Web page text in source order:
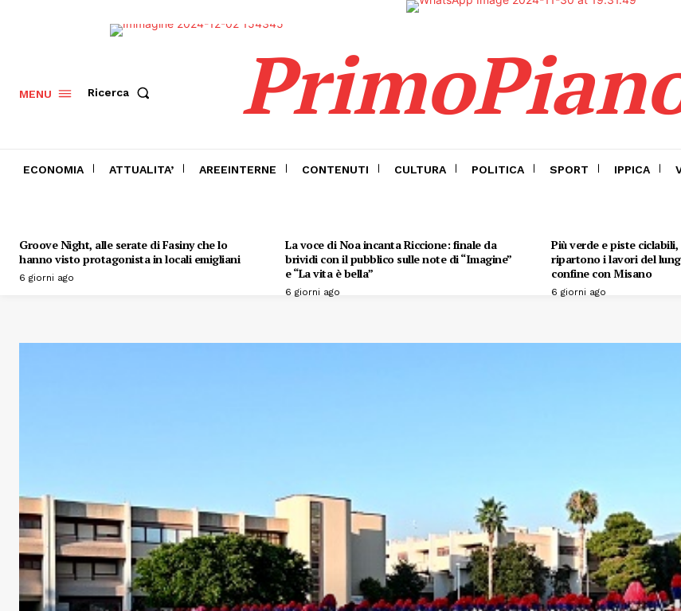
MENU Ricerca
ECONOMIA ATTUALITA’ AREEINTERNE CONTENUTI CULTURA POLITICA SPORT IPPICA
Groove Night, alle serate di Fasiny che lo
hanno visto protagonista in locali emigliani
6 giorni ago
La voce di Noa incanta Riccione: finale da
brividi con il pubblico sulle note di “Imagine”
e “La vita è bella”
6 giorni ago
Più verde e piste
ripartono i lavori del
confine con Misano
6 giorni ago